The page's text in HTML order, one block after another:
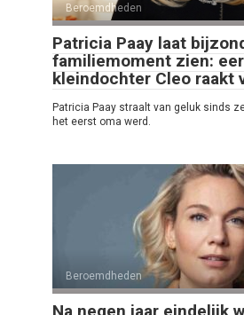
Beroemdheden
Patricia Paay laat
familiemoment zien:
kleindochter Cleo raakt
Patricia Paay straalt van geluk sinds
het eerst oma werd.
Beroemdheden
Na negen jaar eindelijk